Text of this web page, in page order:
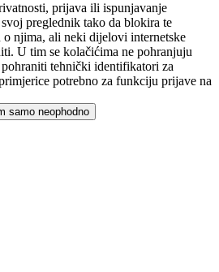
prijava ili ispunjavanje
preglednik tako da blokira te
o njima, ali neki dijelovi internetske
U tim se kolačićima ne pohranjuju
tehnički identifikatori za
potrebno za funkciju prijave na
samo neophodno